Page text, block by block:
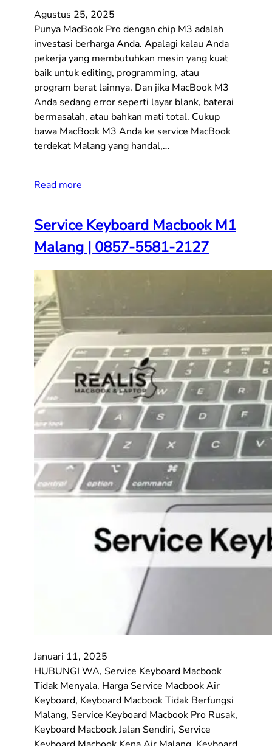
Agustus 25, 2025
Punya MacBook Pro dengan chip M3 adalah
investasi berharga Anda. Apalagi kalau Anda
pekerja yang membutuhkan mesin yang kuat
baik untuk editing, programming, atau
program berat lainnya. Dan jika MacBook M3
Anda sedang error seperti layar blank, baterai
bermasalah, atau bahkan mati total. Cukup
bawa MacBook M3 Anda ke service MacBook
terdekat Malang yang handal,…
Read more
Service Keyboard Macbook M1
Malang | 0857-5581-2127
Januari 11, 2025
HUBUNGI WA, Service Keyboard Macbook
Tidak Menyala, Harga Service Macbook Air
Keyboard, Keyboard Macbook Tidak Berfungsi
Malang, Service Keyboard Macbook Pro Rusak,
Keyboard Macbook Jalan Sendiri, Service